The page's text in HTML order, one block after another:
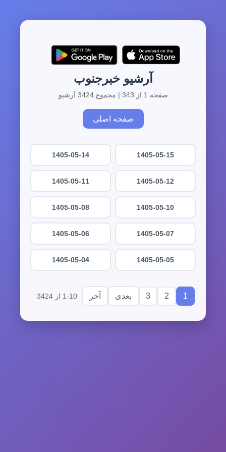
آرشیو خبرجنوب
صفحه 1 از 343 | مجموع 3424 آرشیو
صفحه اصلی
1405-05-15
1405-05-14
1405-05-12
1405-05-11
1405-05-10
1405-05-08
1405-05-07
1405-05-06
1405-05-05
1405-05-04
1
2
3 بعدی آخر 1-10 از 3424